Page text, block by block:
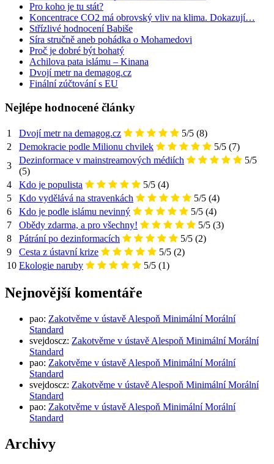
Pro koho je tu stát?
Koncentrace CO2 má obrovský vliv na klima. Dokazují…
Střízlivé hodnocení Babiše
Síra stručně aneb pohádka o Mohamedovi
Proč je dobré být bohatý
Achilova pata islámu – Kinana
Dvojí metr na demagog.cz
Finální zúčtování s EU
Nejlépe hodnocené články
1 Dvojí metr na demagog.cz 5/5 (8)
2
Demokracie podle Milionu chvilek 5/5 (7)
3
Dezinformace v mainstreamových médiích
5/5
(5)
4
Kdo je populista 5/5 (4)
5
Kdo vydělává na stravenkách 5/5 (4)
6
Kdo je podle islámu nevinný 5/5 (4)
7
Obědy zdarma, a pro všechny! 5/5 (3)
8
Pátrání po dezinformacích 5/5 (2)
9
Cesta z ústavní krize 5/5 (2)
10 Ekologie naruby 5/5 (1)
Nejnovější komentáře
pao: Zakotvěme v ústavě Alespoň Minimální Morální
Standard
svejdoscz: Zakotvěme v ústavě Alespoň Minimální Morální
Standard
pao: Zakotvěme v ústavě Alespoň Minimální Morální
Standard
svejdoscz: Zakotvěme v ústavě Alespoň Minimální Morální
Standard
pao: Zakotvěme v ústavě Alespoň Minimální Morální
Standard
Archivy